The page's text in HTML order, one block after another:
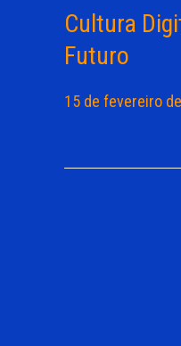
Cultura
Futuro
15 de fevereiro